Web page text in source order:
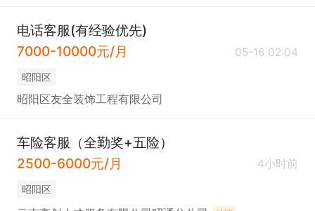
电话客服(有经验优先)
7000-10000元/月
05-16 02:04
昭阳区
昭阳区友全装饰工程有限公司
车险客服（全勤奖+五险）
2500-6000元/月
4小时前
昭阳区